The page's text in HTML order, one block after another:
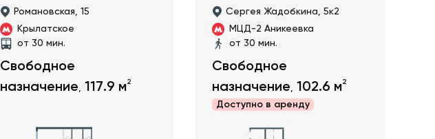
Романовская, 15
Крылатское
от 30 мин.
Свободное
назначение, 117.9 м2
Сергея Жадобкина, 5к2
МЦД-2 Аникеевка
от 30 мин.
Свободное
назначение, 102.6 м2
Доступно в аренду